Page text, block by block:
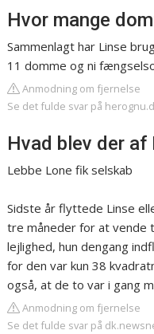
Hvor mange
Sammenlagt har Linse
11 domme og ni
Anmodning om fjernelse
Se det fulde svar på
Hvad blev der af
Lebbe Lone fik selskab
Sidste år flyttede Linse
tre måneder for at vende
lejlighed, hun dengang
for den var kun 38
også, at de to var i gang
Anmodning om fjernelse
Se det fulde svar på